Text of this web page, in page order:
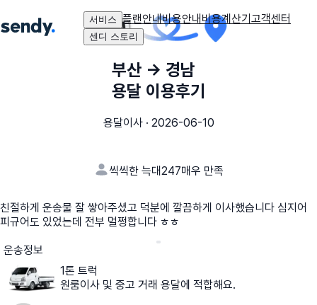
서비스 플랜안내비용안내비용계산기고객센터
센디 스토리
부산 → 경남
용달 이용후기
용달이사· 2026-06-10
씩씩한 늑대247매우 만족
친절하게 운송물 잘 쌓아주셨고 덕분에 깔끔하게 이사했습니다 심지어
피규어도 있었는데 전부 멀쩡합니다 ㅎㅎ
운송정보
1톤 트럭
원룸이사 및 중고 거래 용달에 적합해요.